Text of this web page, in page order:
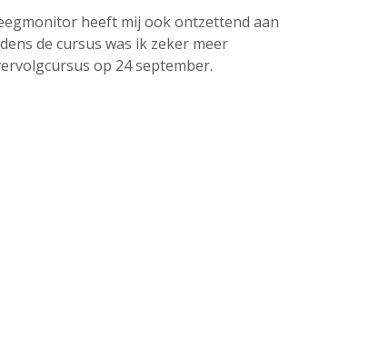
heeft mij ook ontzettend aan
de cursus was ik zeker meer
op 24 september.